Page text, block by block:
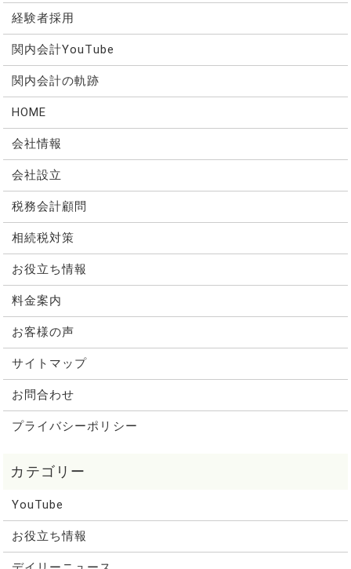
経験者採用
関内会計YouTube
関内会計の軌跡
HOME
会社情報
会社設立
税務会計顧問
相続税対策
お役立ち情報
料金案内
お客様の声
サイトマップ
お問合わせ
プライバシーポリシー
YouTube
お役立ち情報